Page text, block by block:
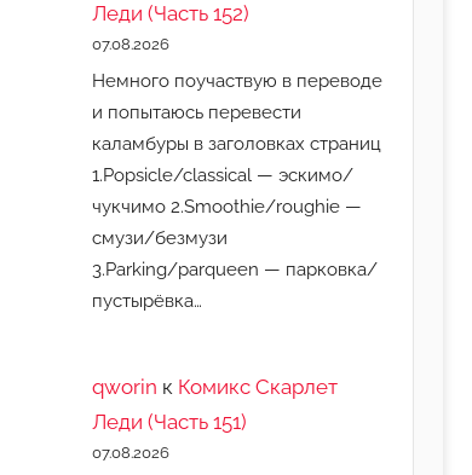
Леди (Часть 152)
07.08.2026
Немного поучаствую в переводе
и попытаюсь перевести
каламбуры в заголовках страниц
1.Popsicle/classical — эскимо/
чукчимо 2.Smoothie/roughie —
смузи/безмузи
3.Parking/parqueen — парковка/
пустырёвка…
qworin к Комикс Скарлет
Леди (Часть 151)
07.08.2026